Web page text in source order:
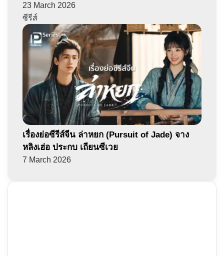
23 March 2026
ซีรีส์
เรื่องย่อซีรีส์จีน ล่าหยก (Pursuit of Jade) จาง
หลิงเฮ่อ ประกบ เถียนซีเวย
7 March 2026